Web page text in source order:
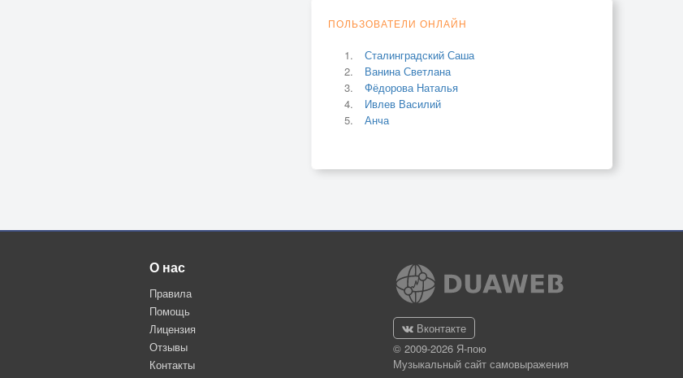
ПОЛЬЗОВАТЕЛИ ОНЛАЙН
Сталинградский Саша
Ванина Светлана
Фёдорова Наталья
Ивлев Василий
Анча
О нас
Правила
Помощь
Лицензия
Отзывы
Контакты
Вконтакте
© 2009-2026 Я-пою
Музыкальный сайт самовыражения